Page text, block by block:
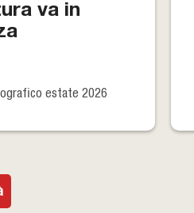
va in
estate 2026